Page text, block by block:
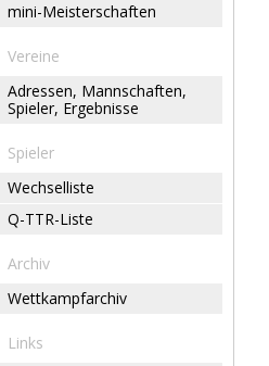
mini-Meisterschaften
Vereine
Adressen, Mannschaften,
Spieler, Ergebnisse
Spieler
Wechselliste
Q-TTR-Liste
Archiv
Wettkampfarchiv
Links